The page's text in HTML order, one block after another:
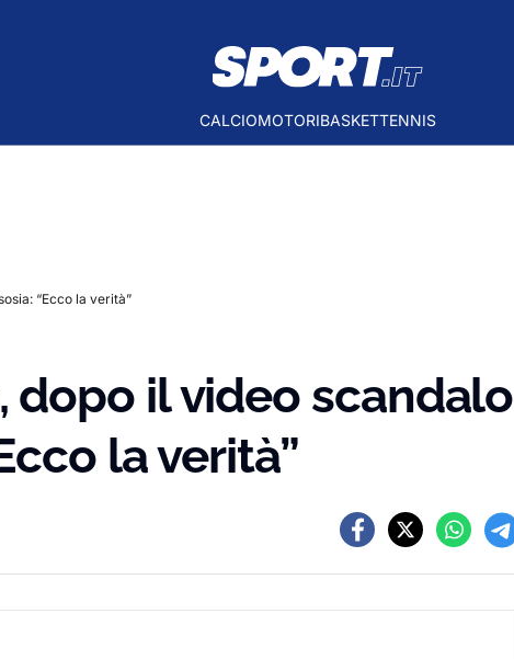
CALCIOMOTORIBASKETTENNIS
“Ecco la verità”
dopo il video scandalo
la verità”